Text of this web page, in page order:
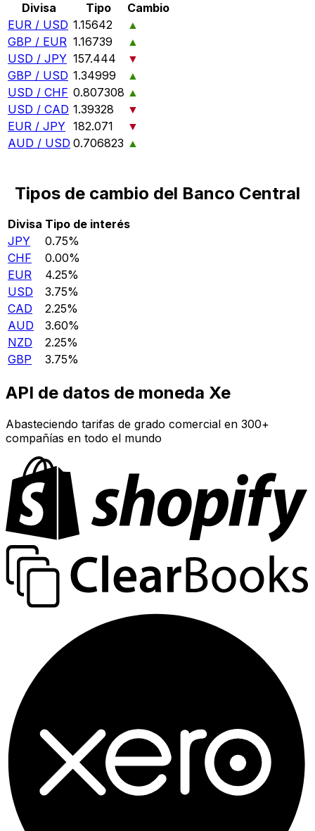
Divisa Tipo
Cambio
EUR / USD 1.15642
▲
GBP / EUR 1.16739
▲
USD / JPY 157.444
▼
GBP / USD 1.34999
▲
USD / CHF 0.807308 ▲
USD / CAD 1.39328
▼
EUR / JPY 182.071
▼
AUD / USD 0.706823 ▲
Tipos de cambio del Banco Central
Divisa Tipo de interés
JPY
0.75%
CHF
0.00%
EUR
4.25%
USD
3.75%
CAD
2.25%
AUD
3.60%
NZD
2.25%
GBP
3.75%
API de datos de moneda Xe
Abasteciendo tarifas de grado comercial en 300+
compañías en todo el mundo